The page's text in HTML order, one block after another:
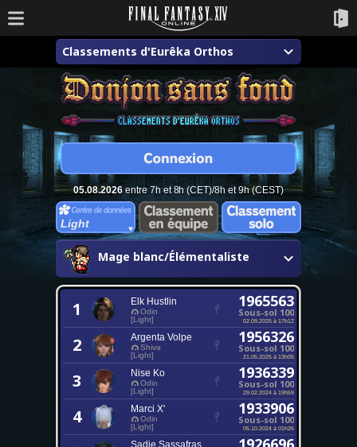
Classements d'Eurêka Orthos
05.08.2026entre 7h et 8h (CET)/8h et 9h (CEST)
Light
Mage blanc/Élémentaliste
1 Elk Hustlin
Odin
[Light]
1965563
Sous-sol 100
02.09.2025 à 17h12
2 Argenta Volpe
Shiva
[Light]
1956326
Sous-sol 100
21.05.2025 à 13h05
3 Nise Ko
Odin
[Light]
1936339
Sous-sol 100
29.02.2024 à 19h59
4 Marci X'
Odin
[Light]
1933906
Sous-sol 100
05.10.2024 à 01h26